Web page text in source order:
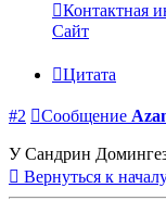
Контактная
Сайт
Цитата
#2 Сообщение
У Сандрин
Вернуться к